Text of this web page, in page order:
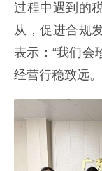
过程中遇到的
从，促进合规
表示：“我们会
经营行稳致远。